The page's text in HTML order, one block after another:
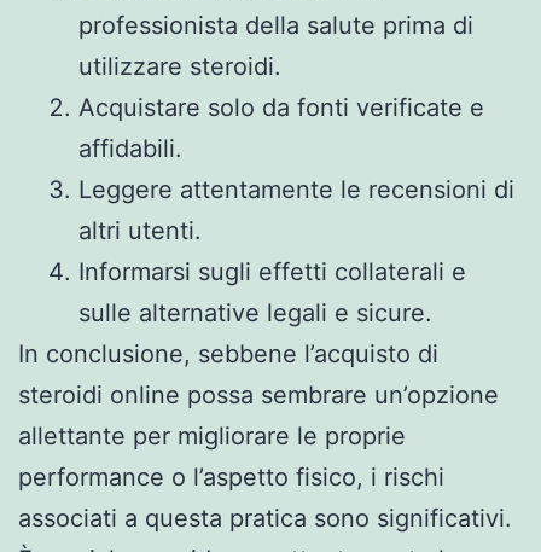
professionista della salute prima di
utilizzare steroidi.
Acquistare solo da fonti verificate e
affidabili.
Leggere attentamente le recensioni di
altri utenti.
Informarsi sugli effetti collaterali e
sulle alternative legali e sicure.
In conclusione, sebbene l’acquisto di
steroidi online possa sembrare un’opzione
allettante per migliorare le proprie
performance o l’aspetto fisico, i rischi
associati a questa pratica sono significativi.